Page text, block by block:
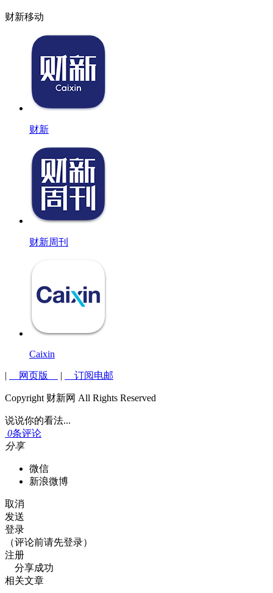
财新移动
财新
财新周刊
Caixin
| 网页版 | 订阅电邮
Copyright 财新网 All Rights Reserved
说说你的看法...
0条评论
分享
微信
新浪微博
取消
发送
登录
（评论前请先登录）
注册
分享成功
相关文章